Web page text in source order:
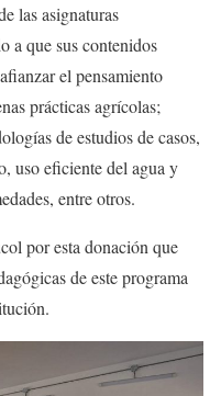
las asignaturas
a que sus contenidos
el pensamiento
prácticas agrícolas;
de estudios de casos,
uso eficiente del agua y
entre otros.
por esta donación que
de este programa